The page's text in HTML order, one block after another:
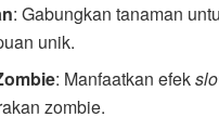
: Gabungkan tanaman
unik.
: Manfaatkan efek
zombie.